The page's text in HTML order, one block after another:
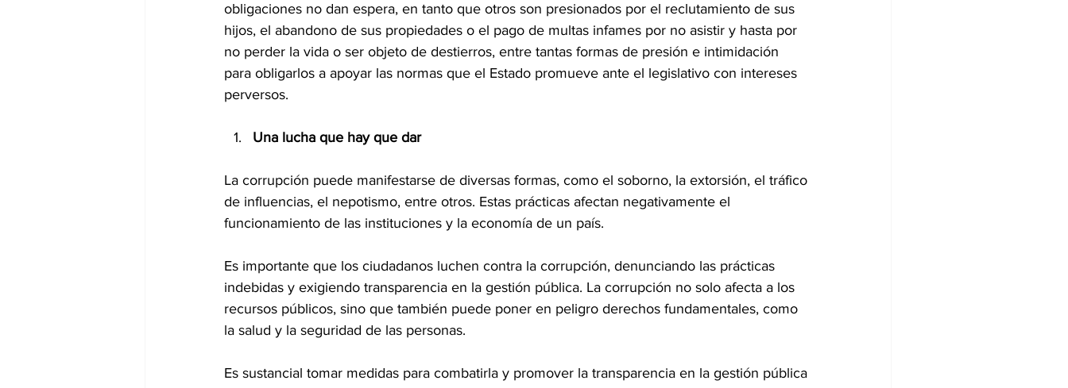
obligaciones no dan espera, en tanto que otros son presionados por el reclutamiento de sus
hijos, el abandono de sus propiedades o el pago de multas infames por no asistir y hasta por
no perder la vida o ser objeto de destierros, entre tantas formas de presión e intimidación
para obligarlos a apoyar las normas que el Estado promueve ante el legislativo con intereses
perversos.
Una lucha que hay que dar
La corrupción puede manifestarse de diversas formas, como el soborno, la extorsión, el tráfico
de influencias, el nepotismo, entre otros. Estas prácticas afectan negativamente el
funcionamiento de las instituciones y la economía de un país.
Es importante que los ciudadanos luchen contra la corrupción, denunciando las prácticas
indebidas y exigiendo transparencia en la gestión pública. La corrupción no solo afecta a los
recursos públicos, sino que también puede poner en peligro derechos fundamentales, como
la salud y la seguridad de las personas.
Es sustancial tomar medidas para combatirla y promover la transparencia en la gestión pública